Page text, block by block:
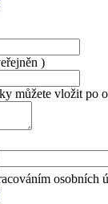
)
můžete vložit po
osobních